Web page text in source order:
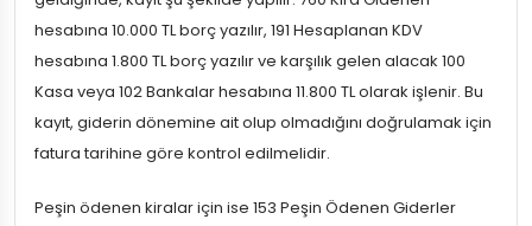
hesabına 10.000 TL borç yazılır, 191 Hesaplanan KDV
hesabına 1.800 TL borç yazılır ve karşılık gelen alacak 100
Kasa veya 102 Bankalar hesabına 11.800 TL olarak işlenir. Bu
kayıt, giderin dönemine ait olup olmadığını doğrulamak için
fatura tarihine göre kontrol edilmelidir.
Peşin ödenen kiralar için ise 153 Peşin Ödenen Giderler